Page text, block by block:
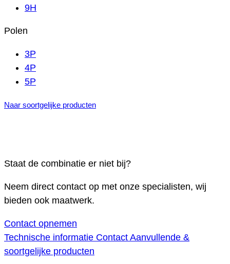
9H
Polen
3P
4P
5P
Naar soortgelijke producten
Staat de combinatie er niet bij?
Neem direct contact op met onze specialisten, wij
bieden ook maatwerk.
Contact opnemen
Technische informatie Contact Aanvullende &
soortgelijke producten